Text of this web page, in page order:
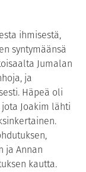
ihmisestä,
syntymäänsä
Jumalan
ja
Häpeä oli
Joakim lähti
ja Annan
kautta.